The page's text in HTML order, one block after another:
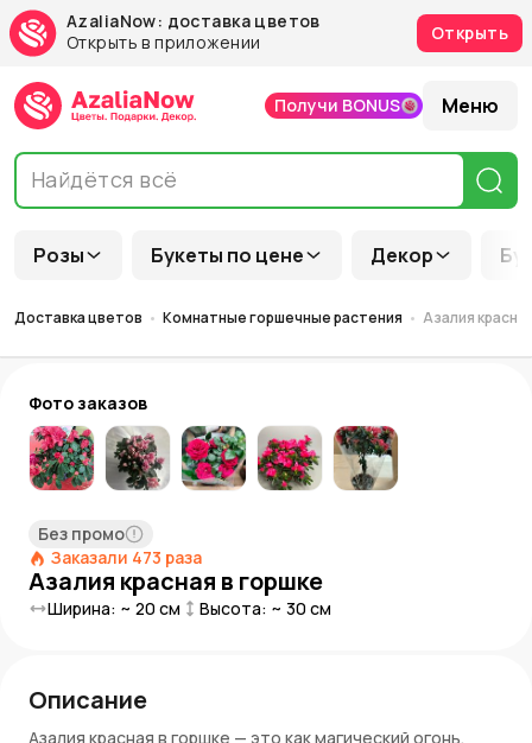
AzaliaNow: доставка цветов
Открыть в приложении
Открыть
Розы Букеты по цене Декор
Получи BONUS Меню
Доставка цветов Комнатные горшечные растения Азалия
Фото заказов
Без промо
Заказали 473 раза
Азалия красная в горшке
Ширина: ~ 20 см Высота: ~ 30 см
Описание
Азалия красная в горшке — это как магический огонь,